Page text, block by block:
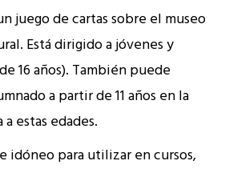
juego de cartas sobre el museo
Está dirigido a jóvenes y
16 años). También puede
a partir de 11 años en la
estas edades.
idóneo para utilizar en cursos,